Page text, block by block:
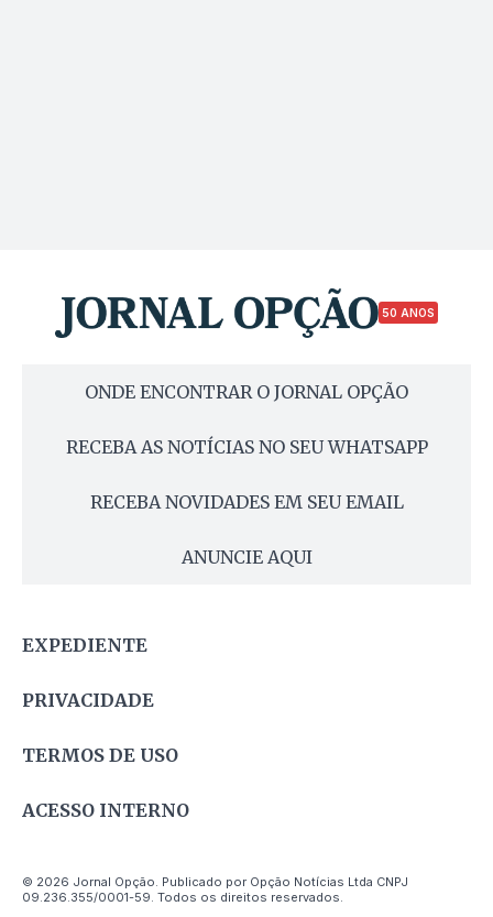
50 ANOS
ONDE ENCONTRAR O JORNAL OPÇÃO
RECEBA AS NOTÍCIAS NO SEU WHATSAPP
RECEBA NOVIDADES EM SEU EMAIL
ANUNCIE AQUI
EXPEDIENTE
PRIVACIDADE
TERMOS DE USO
ACESSO INTERNO
© 2026 Jornal Opção. Publicado por Opção Notícias Ltda CNPJ
09.236.355/0001-59. Todos os direitos reservados.